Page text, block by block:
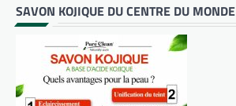
SAVON KOJIQUE DU CENTRE DU MONDE